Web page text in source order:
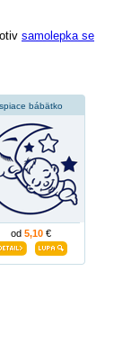
samolepka se
spiace bábätko
od 5,10 €